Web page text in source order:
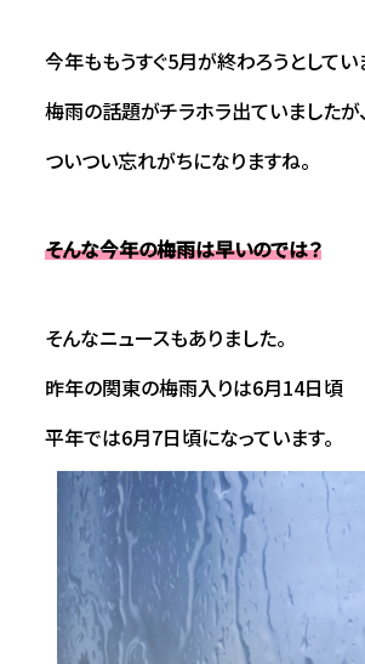
今年ももうすぐ5月が終わろうとしてい
梅雨の話題がチラホラ出ていましたが
ついつい忘れがちになりますね。
そんな今年の梅雨は早いのでは？
そんなニュースもありました。
昨年の関東の梅雨入りは6月14日頃
平年では6月7日頃になっています。